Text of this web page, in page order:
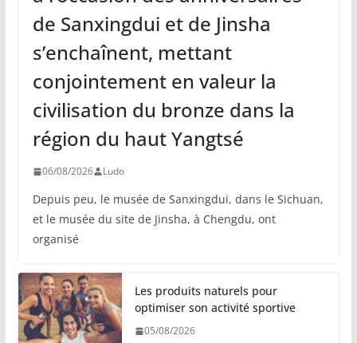
de Sanxingdui et de Jinsha
s’enchaînent, mettant
conjointement en valeur la
civilisation du bronze dans la
région du haut Yangtsé
06/08/2026 Ludo
Depuis peu, le musée de Sanxingdui, dans le Sichuan,
et le musée du site de Jinsha, à Chengdu, ont
organisé
Les produits naturels pour
optimiser son activité sportive
05/08/2026